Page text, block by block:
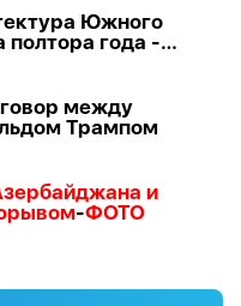
Южного
полтора года -
между
Трампом
и
-ФОТО